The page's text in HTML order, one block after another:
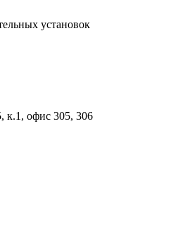
установок
к.1, офис 305, 306